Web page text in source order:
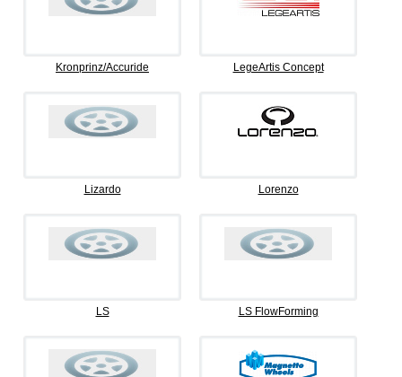
Kronprinz/Accuride LegeArtis Concept
Lizardo Lorenzo
LS LS FlowForming